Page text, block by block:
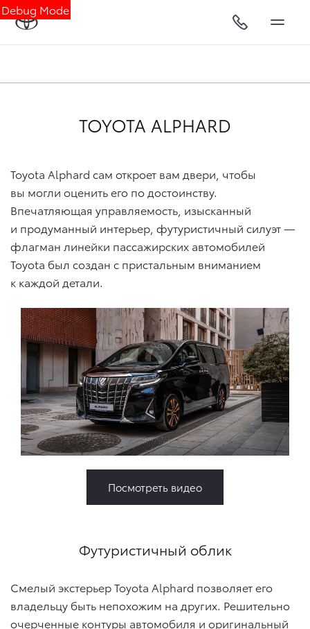
Debug Mode
TOYOTA ALPHARD
Toyota Alphard сам откроет вам двери, чтобы
вы могли оценить его по достоинству.
Впечатляющая управляемость, изысканный
и продуманный интерьер, футуристичный силуэт —
флагман линейки пассажирских автомобилей
Toyota был создан с пристальным вниманием
к каждой детали.
Посмотреть видео
Футуристичный облик
Смелый экстерьер Toyota Alphard позволяет его
владельцу быть непохожим на других. Решительно
очерченные контуры автомобиля и оригинальный